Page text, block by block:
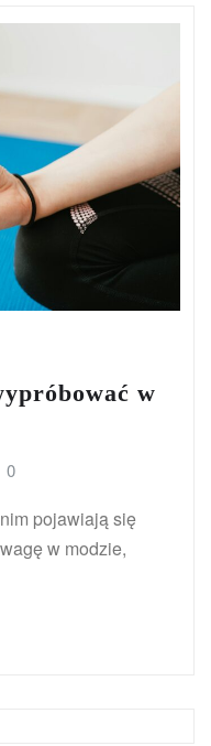
w
0
pojawiają się
w modzie,